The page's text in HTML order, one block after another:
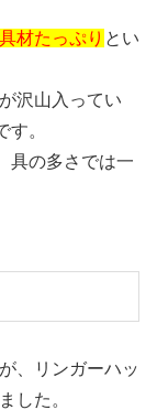
材たっぷり とい
沢山入ってい
。
具の多さでは一
、リンガーハッ
した。